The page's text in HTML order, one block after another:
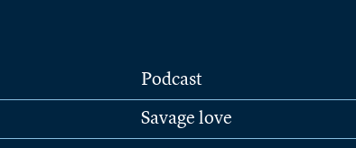
Podcast
Savage love